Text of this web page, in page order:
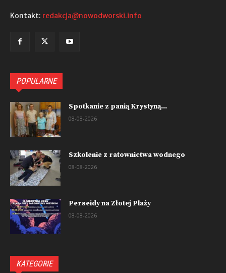
Kontakt: redakcja@nowodworski.info
POPULARNE
Spotkanie z panią Krystyną...
08-08-2026
Szkolenie z ratownictwa wodnego
08-08-2026
Perseidy na Złotej Plaży
08-08-2026
KATEGORIE